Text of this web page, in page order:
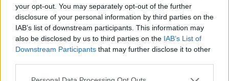
your opt-out. You may separately opt-out of the further
disclosure of your personal information by third parties on the
IAB’s list of downstream participants. This information may
also be disclosed by us to third parties on the IAB’s List of
Downstream Participants that may further disclose it to other
Λευτέρης Αυγενάκης: Η γυναικεία επιχειρηματικότητα είναι
μια δύναμη που αλλάζει τον τόπο από τα μέσα
8 Αυγούστου, 2026